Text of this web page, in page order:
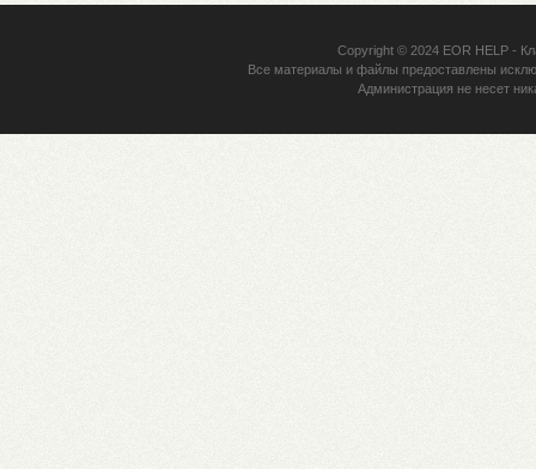
Copyright © 2024 EOR HELP-
Все материалы и файлы предоставлены
Администрация не несет